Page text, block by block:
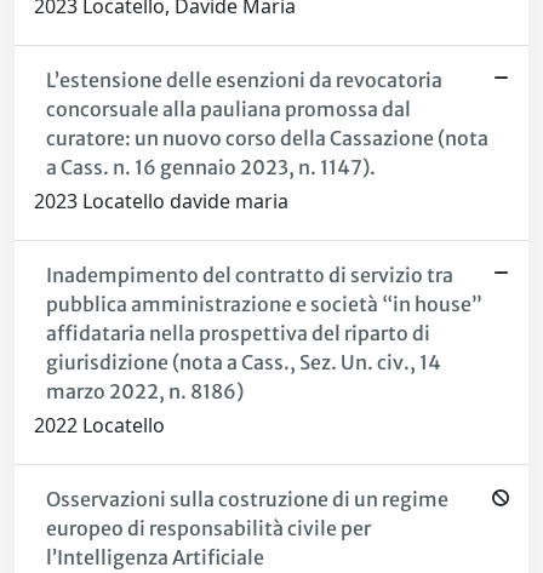
2023 Locatello, Davide Maria
L’estensione delle esenzioni da revocatoria
concorsuale alla pauliana promossa dal
curatore: un nuovo corso della Cassazione (nota
a Cass. n. 16 gennaio 2023, n. 1147).
2023 Locatello davide maria
Inadempimento del contratto di servizio tra
pubblica amministrazione e società “in house”
affidataria nella prospettiva del riparto di
giurisdizione (nota a Cass., Sez. Un. civ., 14
marzo 2022, n. 8186)
2022 Locatello
Osservazioni sulla costruzione di un regime
europeo di responsabilità civile per
l’Intelligenza Artificiale